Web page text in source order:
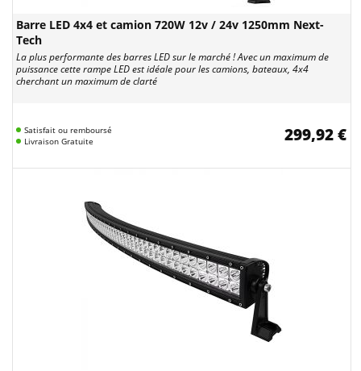
Barre LED 4x4 et camion 720W 12v / 24v 1250mm Next-
Tech
La plus performante des barres LED sur le marché ! Avec un maximum de
puissance cette rampe LED est idéale pour les camions, bateaux, 4x4
cherchant un maximum de clarté
Satisfait ou remboursé
Livraison Gratuite
299,92 €